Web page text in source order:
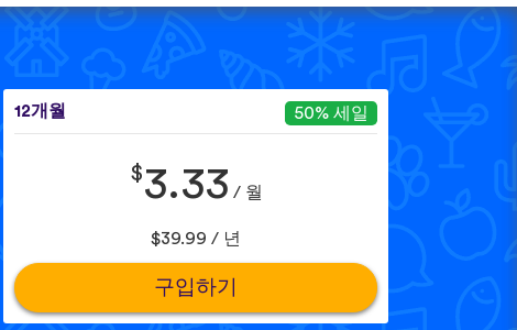
12개월 50% 세일
$3.33 / 월
$39.99 / 년
구입하기